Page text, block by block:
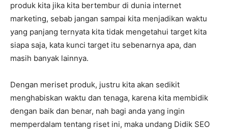
produk kita jika kita bertembur di dunia internet
marketing, sebab jangan sampai kita menjadikan waktu
yang panjang ternyata kita tidak mengetahui target kita
siapa saja, kata kunci target itu sebenarnya apa, dan
masih banyak lainnya.
Dengan meriset produk, justru kita akan sedikit
menghabiskan waktu dan tenaga, karena kita membidik
dengan baik dan benar, nah bagi anda yang ingin
memperdalam tentang riset ini, maka undang Didik SEO